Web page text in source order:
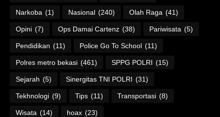
Narkoba (1) Nasional (240) Olah Raga (41)
Opini (7) Ops Damai Cartenz (38) Pariwisata (5)
Pendidikan (11) Police Go To School (11)
Polres metro bekasi (461) SPPG POLRI (15)
Sejarah (5) Sinergitas TNI POLRI (31)
Tekhnologi (9) Tips (11) Transportasi (8)
Wisata (14) hoax (23)